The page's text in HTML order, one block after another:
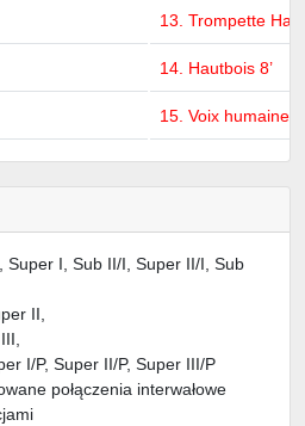
13. Trompette
14. Hautbois 8’
15. Voix humaine
Super I, Sub II/I, Super II/I, Sub
II,
I/P, Super II/P, Super III/P
połączenia interwałowe